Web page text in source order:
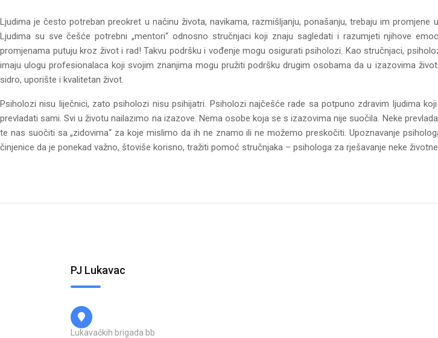
Ljudima je često potreban preokret u načinu života, navikama, razmišljanju, ponašanju, trebaju im
Ljudima su sve češće potrebni „mentori“ odnosno stručnjaci koji znaju sagledati i razumjeti njihove
promjenama putuju kroz život i rad! Takvu podršku i vođenje mogu osigurati psiholozi. Kao stručnjaci,
imaju ulogu profesionalaca koji svojim znanjima mogu pružiti podršku drugim osobama da u izazovima
sidro, uporište i kvalitetan život.
Psiholozi nisu liječnici, zato psiholozi nisu psihijatri. Psiholozi najčešće rade sa potpuno zdravim ljudima
prevladati sami. Svi u životu nailazimo na izazove. Nema osobe koja se s izazovima nije suočila. Neke
te nas suočiti sa „zidovima“ za koje mislimo da ih ne znamo ili ne možemo preskočiti. Upoznavanje
činjenice da je ponekad važno, štoviše korisno, tražiti pomoć stručnjaka – psihologa za rješavanje neke
PJ Lukavac
Lukavačkih brigada bb